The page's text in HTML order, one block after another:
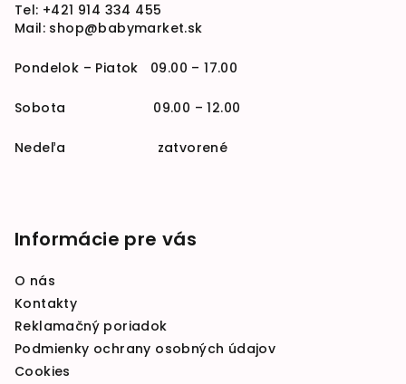
Tel: +421 914 334 455
Mail: shop@babymarket.sk
Pondelok – Piatok 09.00 – 17.00
Sobota 09.00 – 12.00
Nedeľa zatvorené
Informácie pre vás
O nás
Kontakty
Reklamačný poriadok
Podmienky ochrany osobných údajov
Cookies